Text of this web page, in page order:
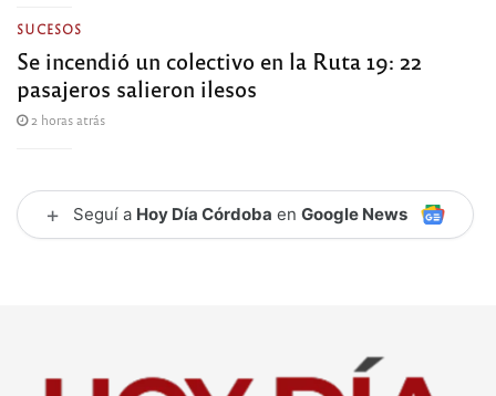
SUCESOS
Se incendió un colectivo en la Ruta 19: 22
pasajeros salieron ilesos
2 horas atrás
+ Seguí a Hoy Día Córdoba en Google News